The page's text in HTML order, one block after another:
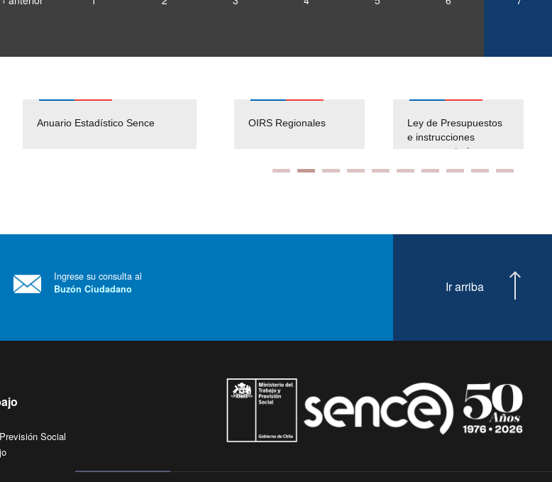
Anuario Estadístico Sence
Solicitud Audiencias y
OIRS Regionales
Ley de Presupuestos
e instrucciones
presuspuetarias
Ingrese su consulta al
Buzón Ciudadano Ir arriba
Social